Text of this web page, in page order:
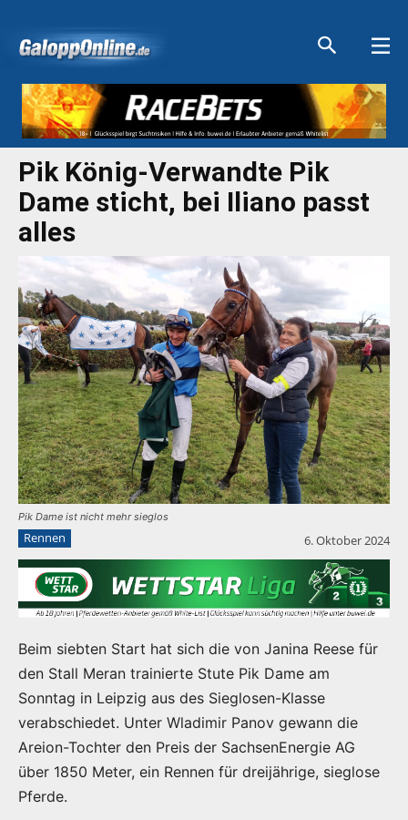
Pik König-Verwandte Pik
Dame sticht, bei Iliano passt
alles
Pik Dame ist nicht mehr sieglos
Rennen 6. Oktober 2024
Beim siebten Start hat sich die von Janina Reese für
den Stall Meran trainierte Stute Pik Dame am
Sonntag in Leipzig aus des Sieglosen-Klasse
verabschiedet. Unter Wladimir Panov gewann die
Areion-Tochter den Preis der SachsenEnergie AG
über 1850 Meter, ein Rennen für dreijährige, sieglose
Pferde.